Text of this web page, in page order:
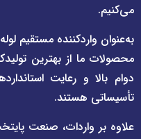
می‌کنیم.
محصولات ما از بهترین
دوام بالا و رعایت
تأسیساتی هستند.
علاوه بر واردات، صنعت